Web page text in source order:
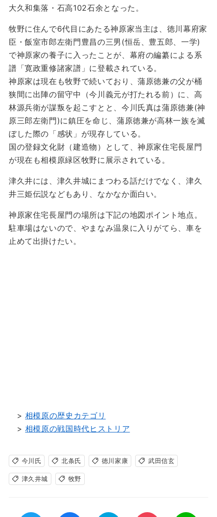
大久和集落・石高102石余となった。
牧野に住んで6代目にあたる神原家当主は、徳川幕府家
臣・飯室市郎左衛門豊昌の三男(恒岳、豊五郎、一学)
で神原家の養子に入ったことが、幕府の編纂による系
譜「寛政重修諸家譜」に登載されている。
神原家は現在も牧野で続いており、蒲原徳兼の父が桶
狭間に出陣の留守中（今川義元が打たれる前）に、高
林源兵衛が謀叛を起こすとと、今川氏真は蒲原徳兼(神
原三郎左衛門)に鎮圧を命じ、蒲原徳兼が高林一族を滅
ぼした際の「感状」が現存している。
国の登録文化財（建造物）として、神原家住宅長屋門
が現在も相模原緑区牧野に展示されている。
津久井には、津久井城にまつわる話だけでなく、津久
井三姫伝説などもあり、なかなか面白い。
神原家住宅長屋門の場所は下記の地図ポイント地点。
駐車場はないので、やまなみ温泉に入りがてら、車を
止めて出掛けたい。
> 相模原の歴史カテゴリ
> 相模原の戦国時代ヒストリア
今川氏 北条氏 徳川家康 武田信玄
津久井城 牧野